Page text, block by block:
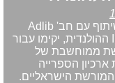
חב' IFN מקב' יעל בשיתוף עם חב' Adlib
Information Systems ההולנדית, יקימו עבור
ממוחשבת של
הספרייה
המורשת הישראליים.